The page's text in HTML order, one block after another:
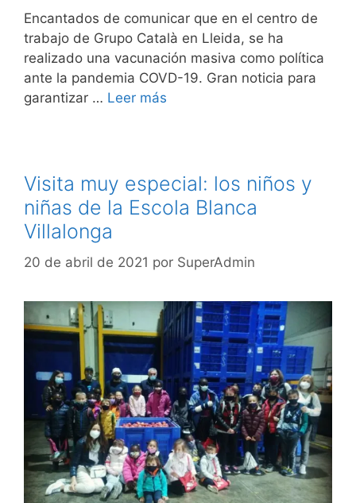
Encantados de comunicar que en el centro de
trabajo de Grupo Català en Lleida, se ha
realizado una vacunación masiva como política
ante la pandemia COVD-19. Gran noticia para
garantizar … Leer más
Visita muy especial: los niños y
niñas de la Escola Blanca
Villalonga
20 de abril de 2021 por SuperAdmin